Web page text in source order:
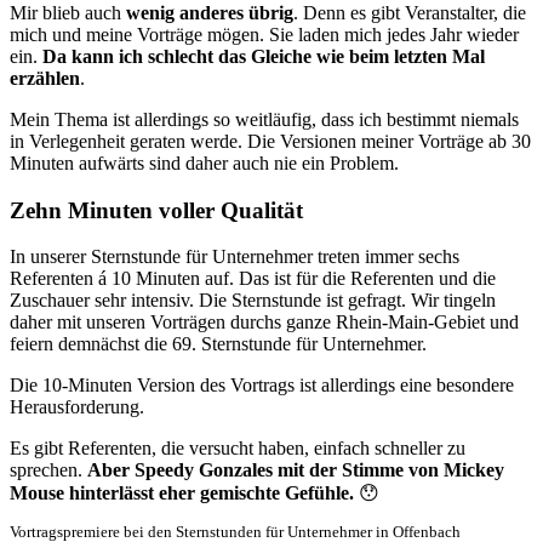
Mir blieb auch wenig anderes übrig. Denn es gibt Veranstalter, die
mich und meine Vorträge mögen. Sie laden mich jedes Jahr wieder
ein. Da kann ich schlecht das Gleiche wie beim letzten Mal
erzählen.
Mein Thema ist allerdings so weitläufig, dass ich bestimmt niemals
in Verlegenheit geraten werde. Die Versionen meiner Vorträge ab 30
Minuten aufwärts sind daher auch nie ein Problem.
Zehn Minuten voller Qualität
In unserer Sternstunde für Unternehmer treten immer sechs
Referenten á 10 Minuten auf. Das ist für die Referenten und die
Zuschauer sehr intensiv. Die Sternstunde ist gefragt. Wir tingeln
daher mit unseren Vorträgen durchs ganze Rhein-Main-Gebiet und
feiern demnächst die 69. Sternstunde für Unternehmer.
Die 10-Minuten Version des Vortrags ist allerdings eine besondere
Herausforderung.
Es gibt Referenten, die versucht haben, einfach schneller zu
sprechen. Aber Speedy Gonzales mit der Stimme von Mickey
Mouse hinterlässt eher gemischte Gefühle. 😯
Vortragspremiere bei den Sternstunden für Unternehmer in Offenbach